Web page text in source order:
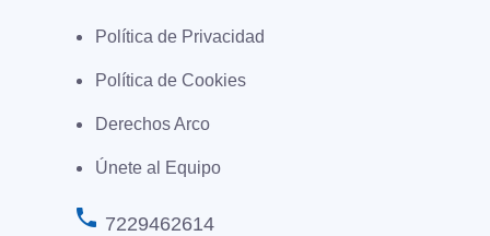
Política de Privacidad
Política de Cookies
Derechos Arco
Únete al Equipo
phone 7229462614